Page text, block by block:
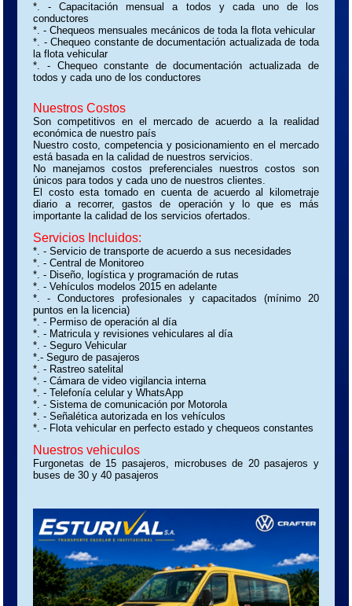
*. - Capacitación mensual a todos y cada uno de los
conductores
*. - Chequeos mensuales mecánicos de toda la flota vehicular
*. - Chequeo constante de documentación actualizada de toda
la flota vehicular
*. - Chequeo constante de documentación actualizada de
todos y cada uno de los conductores
Nuestros Costos
Son competitivos en el mercado de acuerdo a la realidad
económica de nuestro país
Nuestro costo, competencia y posicionamiento en el mercado
está basada en la calidad de nuestros servicios.
No manejamos costos preferenciales nuestros costos son
únicos para todos y cada uno de nuestros clientes.
El costo esta tomado en cuenta de acuerdo al kilometraje
diario a recorrer, gastos de operación y lo que es más
importante la calidad de los servicios ofertados.
Servicios Incluidos:
*. - Servicio de transporte de acuerdo a sus necesidades
*. - Central de Monitoreo
*. - Diseño, logística y programación de rutas
*. - Vehículos modelos 2015 en adelante
*. - Conductores profesionales y capacitados (mínimo 20
puntos en la licencia)
*. - Permiso de operación al día
*. - Matricula y revisiones vehiculares al día
*. - Seguro Vehicular
*.- Seguro de pasajeros
*. - Rastreo satelital
*. - Cámara de video vigilancia interna
*. - Telefonía celular y WhatsApp
*. - Sistema de comunicación por Motorola
*. - Señalética autorizada en los vehículos
*. - Flota vehicular en perfecto estado y chequeos constantes
Nuestros vehiculos
Furgonetas de 15 pasajeros, microbuses de 20 pasajeros y
buses de 30 y 40 pasajeros